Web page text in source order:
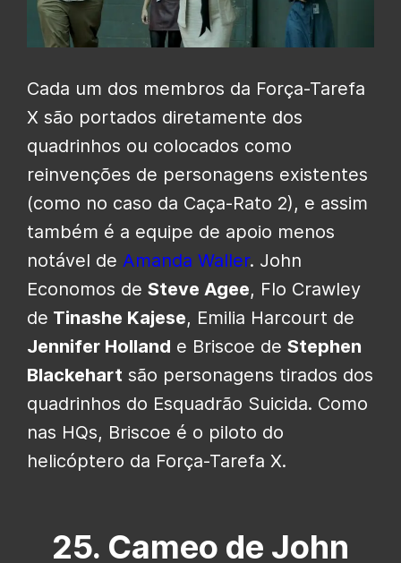
Cada um dos membros da Força-Tarefa
X são portados diretamente dos
quadrinhos ou colocados como
reinvenções de personagens existentes
(como no caso da Caça-Rato 2), e assim
também é a equipe de apoio menos
notável de Amanda Waller. John
Economos de Steve Agee, Flo Crawley
de Tinashe Kajese, Emilia Harcourt de
Jennifer Holland e Briscoe de Stephen
Blackehart são personagens tirados dos
quadrinhos do Esquadrão Suicida. Como
nas HQs, Briscoe é o piloto do
helicóptero da Força-Tarefa X.
25. Cameo de John